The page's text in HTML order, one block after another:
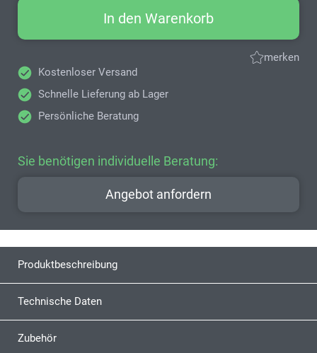
In den Warenkorb
merken
Kostenloser Versand
Schnelle Lieferung ab Lager
Persönliche Beratung
Sie benötigen individuelle Beratung:
Angebot anfordern
Produktbeschreibung
Technische Daten
Zubehör